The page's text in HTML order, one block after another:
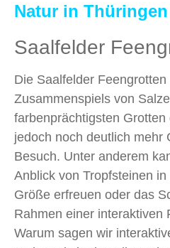
Natur in Thüringen
Saalfelder
Die Saalfelder
Zusammenspiels von
farbenprächtigsten
jedoch noch deutlich mehr
Besuch. Unter anderem
Anblick von Tropfsteinen
Größe erfreuen oder das
Rahmen einer interaktiven
Warum sagen wir